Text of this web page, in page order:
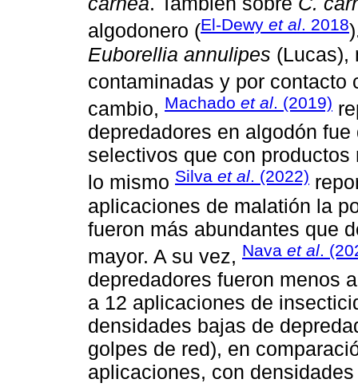
algodonero (El-Dewy et al. 2018
Euborellia annulipes (Lucas),
contaminadas y por contacto
cambio, Machado et al. (2019)
depredadores en algodón
selectivos que con
lo mismo Silva et al. (2022)
aplicaciones de malatión la
fueron más abundantes que
mayor. A su vez, Nava et al .
depredadores fueron menos
a 12 aplicaciones de
densidades bajas de
golpes de red), en
aplicaciones, con